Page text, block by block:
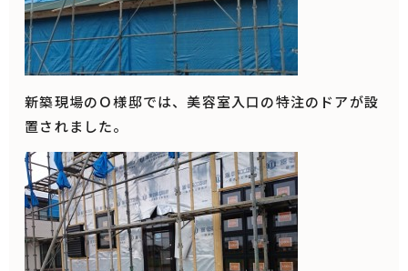
新築現場のＯ様邸では、美容室入口の特注のドアが設
置されました。